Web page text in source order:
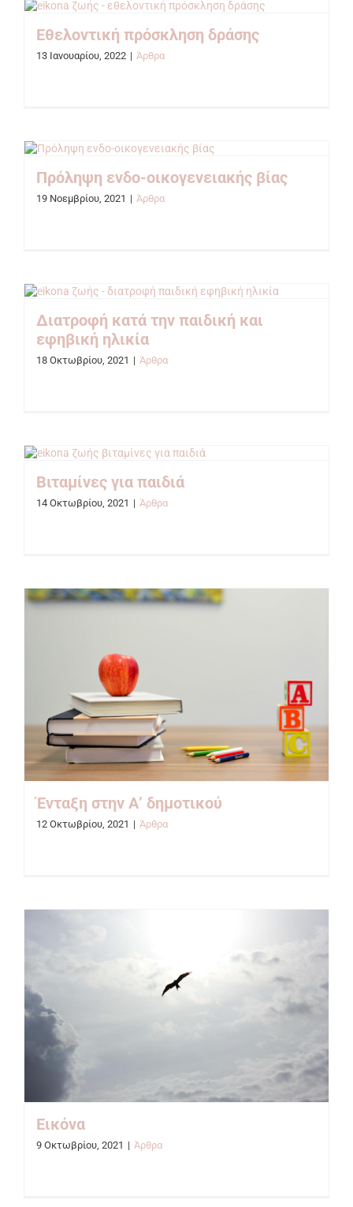
Εθελοντική πρόσκληση δράσης
13 Ιανουαρίου, 2022 | Άρθρα
Πρόληψη ενδο-οικογενειακής βίας
19 Νοεμβρίου, 2021 | Άρθρα
Διατροφή κατά την παιδική και
εφηβική ηλικία
18 Οκτωβρίου, 2021 | Άρθρα
Βιταμίνες για παιδιά
14 Οκτωβρίου, 2021 | Άρθρα
Ένταξη στην Α’ δημοτικού
12 Οκτωβρίου, 2021 | Άρθρα
Εικόνα
9 Οκτωβρίου, 2021 | Άρθρα